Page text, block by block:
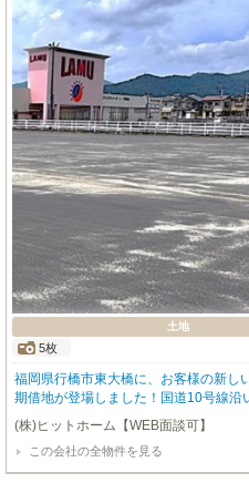
土地
5枚
福岡県行橋市東大橋に、お客様の新し
期借地が登場しました！国道10号線
営業のスーパーや釣具店が隣接するた
す。使いやすい整形地で、アスファル
しますので、スムーズに事業をスター
7㎡の土地は、約2,880㎡と約616.9㎡
(株)ヒットホーム【WEB面談可】
この会社の全物件を見る